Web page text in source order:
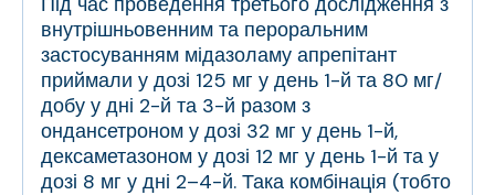
внутрішньовенним та пероральним
застосуванням мідазоламу апрепітант
приймали у дозі 125 мг у день 1-й та 80 мг/
добу у дні 2-й та 3-й разом з
ондансетроном у дозі 32 мг у день 1-й,
дексаметазоном у дозі 12 мг у день 1-й та у
дозі 8 мг у дні 2–4-й. Така комбінація (тобто